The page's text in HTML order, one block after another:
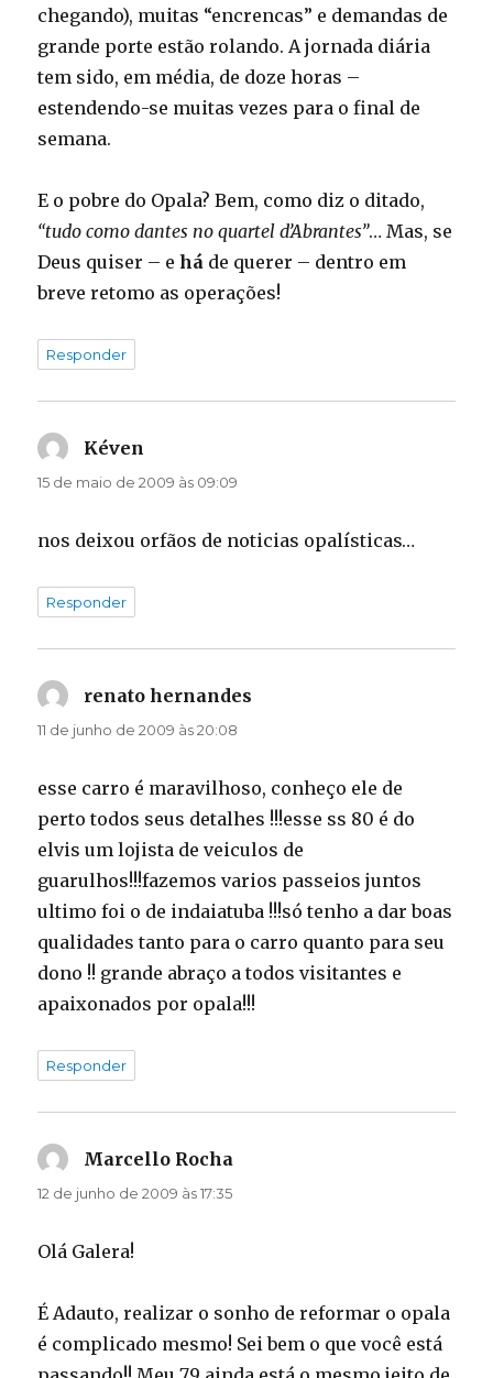
chegando), muitas “encrencas” e demandas de
grande porte estão rolando. A jornada diária
tem sido, em média, de doze horas –
estendendo-se muitas vezes para o final de
semana.
E o pobre do Opala? Bem, como diz o ditado,
“tudo como dantes no quartel d’Abrantes”… Mas, se
Deus quiser – ehá de querer – dentro em
breve retomo as operações!
Responder
Kéven
15 de maio de 2009 às 09:09
nos deixou orfãos de noticias opalísticas…
Responder
renato hernandes
11 de junho de 2009 às 20:08
esse carro é maravilhoso, conheço ele de
perto todos seus detalhes !!!esse ss 80 é do
elvis um lojista de veiculos de
guarulhos!!!fazemos varios passeios juntos
ultimo foi o de indaiatuba !!!só tenho a dar boas
qualidades tanto para o carro quanto para seu
dono !! grande abraço a todos visitantes e
apaixonados por opala!!!
Responder
Marcello Rocha
12 de junho de 2009 às 17:35
Olá Galera!
É Adauto, realizar o sonho de reformar o opala
é complicado mesmo! Sei bem o que você está